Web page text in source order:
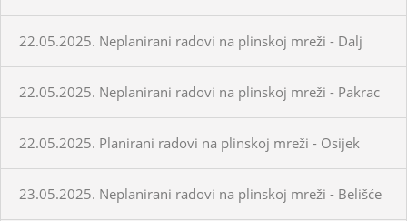
22.05.2025. Neplanirani radovi na plinskoj mreži - Dalj
22.05.2025. Neplanirani radovi na plinskoj mreži - Pakrac
22.05.2025. Planirani radovi na plinskoj mreži - Osijek
23.05.2025. Neplanirani radovi na plinskoj mreži - Belišće